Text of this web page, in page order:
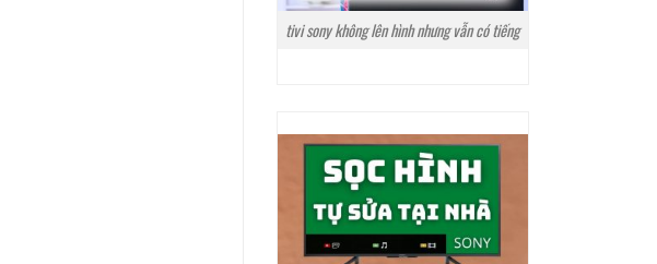
tivi sony không lên hình nhưng vẫn có tiếng